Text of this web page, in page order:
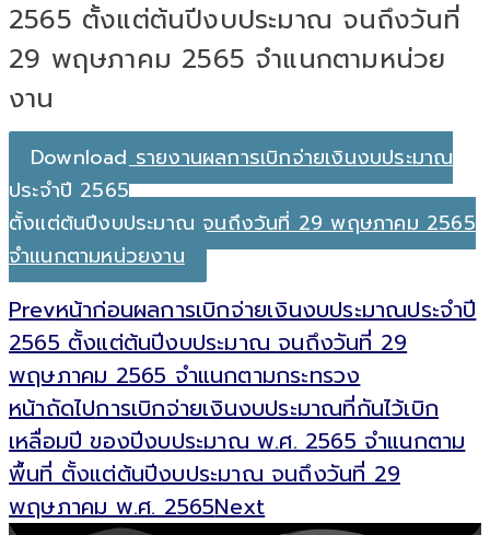
2565 ตั้งแต่ต้นปีงบประมาณ จนถึงวันที่
29 พฤษภาคม 2565 จำแนกตามหน่วย
งาน
Download รายงานผลการเบิกจ่ายเงินงบประมาณ
ประจำปี 2565
ตั้งแต่ต้นปีงบประมาณ จนถึงวันที่ 29 พฤษภาคม 2565
จำแนกตามหน่วยงาน
Prevหน้าก่อนผลการเบิกจ่ายเงินงบประมาณประจำปี
2565 ตั้งแต่ต้นปีงบประมาณ จนถึงวันที่ 29
พฤษภาคม 2565 จำแนกตามกระทรวง
หน้าถัดไปการเบิกจ่ายเงินงบประมาณที่กันไว้เบิก
เหลื่อมปี ของปีงบประมาณ พ.ศ. 2565 จำแนกตาม
พื้นที่ ตั้งแต่ต้นปีงบประมาณ จนถึงวันที่ 29
พฤษภาคม พ.ศ. 2565Next